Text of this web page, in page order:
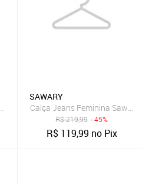
Lisa Preta
SAWARY
Calça Jeans Feminina Sawary
R$219,99 - 45%
R$ 119,99 no Pix